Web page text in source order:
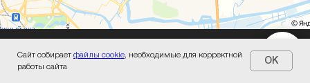
© ООО “ОАЗИС”, 2009-2026
Сайт собираетфайлы cookie, необходимые для корректной
работы сайта
OK